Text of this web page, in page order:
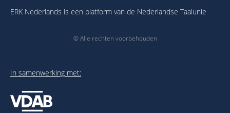
ERK Nederlands is een platform van de Nederlandse Taalunie
© Alle rechten voorbehouden
In samenwerking met: